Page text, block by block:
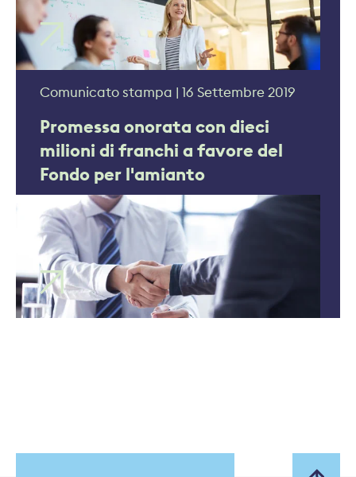
Comunicato stampa | 16 Settembre 2019
Promessa onorata con dieci
milioni di franchi a favore del
Fondo per l'amianto